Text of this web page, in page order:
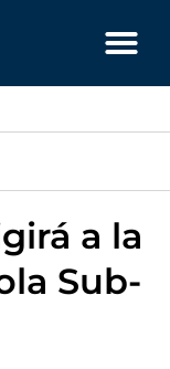
a la
Sub-